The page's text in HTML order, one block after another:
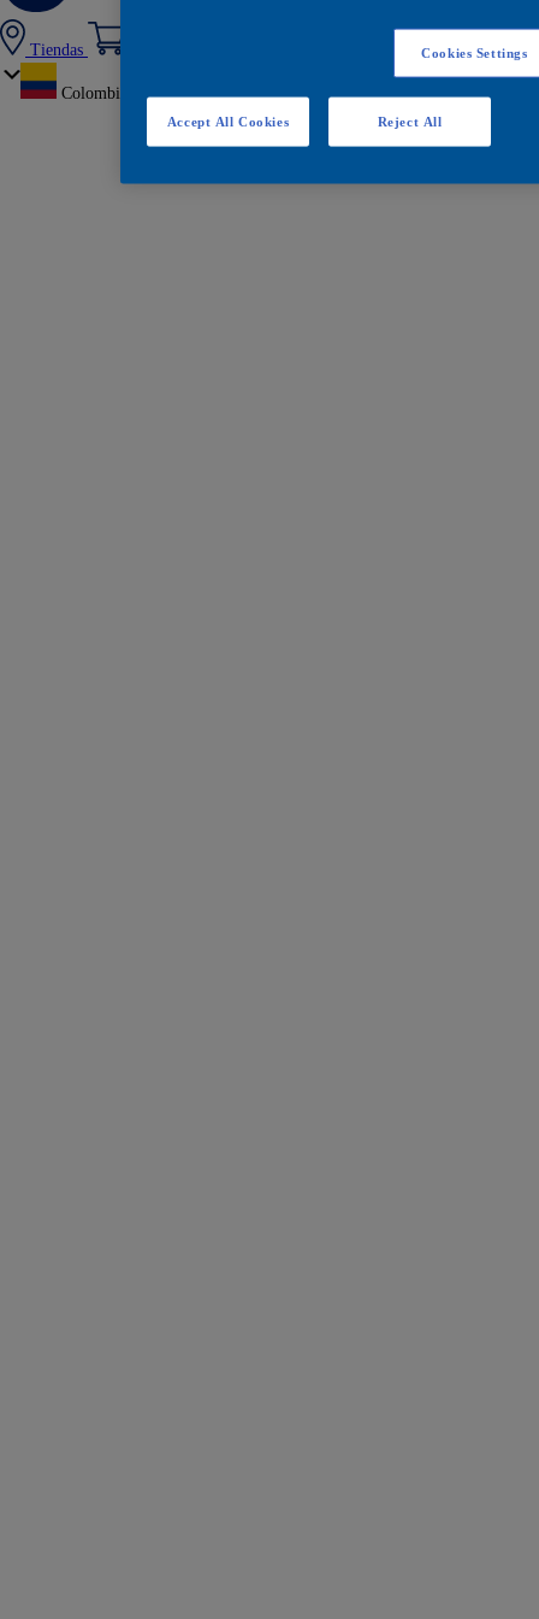
Tiendas
Colombia
Cookies Settings
Reject All
Accept All Cookies